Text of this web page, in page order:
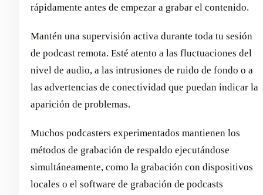
rápidamente antes de empezar a grabar el contenido.
Mantén una supervisión activa durante toda tu sesión
de podcast remota. Esté atento a las fluctuaciones del
nivel de audio, a las intrusiones de ruido de fondo o a
las advertencias de conectividad que puedan indicar la
aparición de problemas.
Muchos podcasters experimentados mantienen los
métodos de grabación de respaldo ejecutándose
simultáneamente, como la grabación con dispositivos
locales o el software de grabación de podcasts